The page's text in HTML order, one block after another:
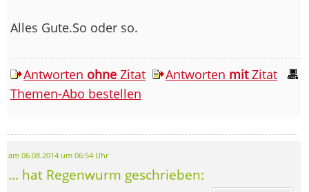
Alles Gute.So oder so.
Antworten ohne Zitat Antworten mitZitat
Themen-Abo bestellen
am 06.08.2014 um 06:54 Uhr
... hat Regenwurm geschrieben: